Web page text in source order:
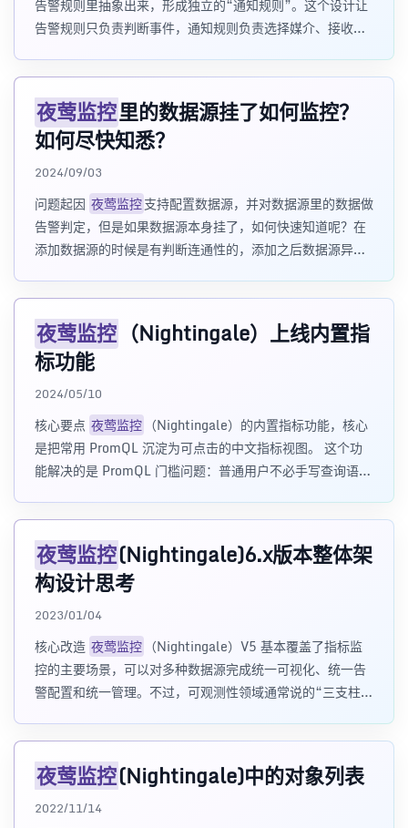
告警规则里抽象出来，形成独立的“通知规则”。这个设计让
告警规则只负责判断事件，通知规则负责选择媒介、接收
夜莺监控里的数据源挂了如何监控？
如何尽快知悉？
2024/09/03
问题起因 夜莺监控支持配置数据源，并对数据源里的数据做
告警判定，但是如果数据源本身挂了，如何快速知道呢？在
添加数据源的时候是有判断连通性的，添加之后数据源异常
夜莺监控 （Nightingale）上线内置指
标功能
2024/05/10
核心要点 夜莺监控 （Nightingale）的内置指标功能，核心
是把常用 PromQL 沉淀为可点击的中文指标视图。 这个功
能解决的是 PromQL 门槛问题：普通用户不必手写查询语
夜莺监控(Nightingale)6.x版本整体架
构设计思考
2023/01/04
核心改造 夜莺监控 （Nightingale）V5 基本覆盖了指标监
控的主要场景，可以对多种数据源完成统一可视化、统一告
警配置和统一管理。不过，可观测性领域通常说的“三支柱”
夜莺监控(Nightingale)中的对象列表
2022/11/14